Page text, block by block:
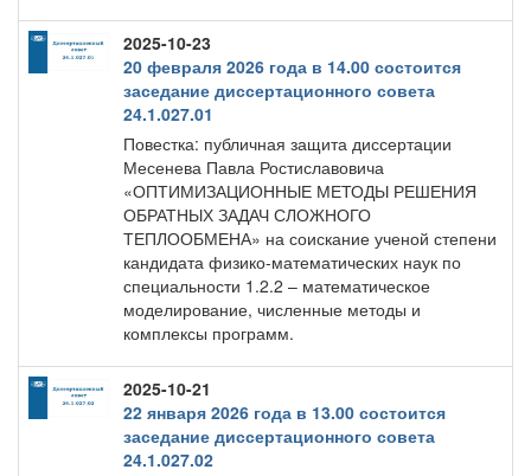
2025-10-23
20 февраля 2026 года в 14.00 состоится
заседание диссертационного совета
24.1.027.01
Повестка: публичная защита диссертации
Месенева Павла Ростиславовича
«ОПТИМИЗАЦИОННЫЕ МЕТОДЫ РЕШЕНИЯ
ОБРАТНЫХ ЗАДАЧ СЛОЖНОГО
ТЕПЛООБМЕНА» на соискание ученой степени
кандидата физико-математических наук по
специальности 1.2.2 – математическое
моделирование, численные методы и
комплексы программ.
2025-10-21
22 января 2026 года в 13.00 состоится
заседание диссертационного совета
24.1.027.02